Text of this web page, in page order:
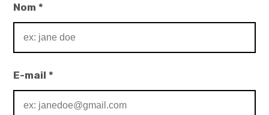
Nom*
E-mail*